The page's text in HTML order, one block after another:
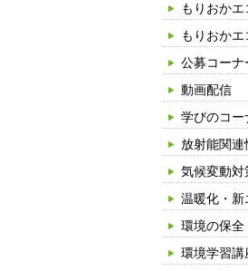
もりおか
もりおか
公募コーナ
動画配信
学びのコー
放射能関連
気候変動対
温暖化・新
環境の保全
環境学習講